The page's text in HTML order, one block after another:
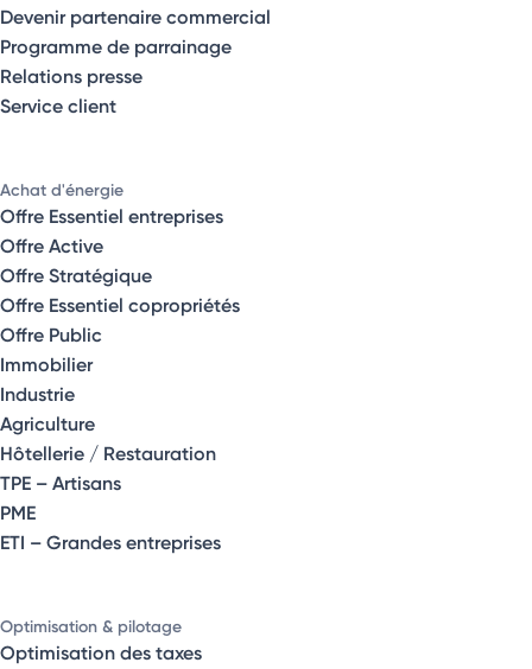
Devenir partenaire commercial
Programme de parrainage
Relations presse
Service client
Achat d'énergie
Offre Essentiel entreprises
Offre Active
Offre Stratégique
Offre Essentiel copropriétés
Offre Public
Immobilier
Industrie
Agriculture
Hôtellerie / Restauration
TPE – Artisans
PME
ETI – Grandes entreprises
Optimisation & pilotage
Optimisation des taxes